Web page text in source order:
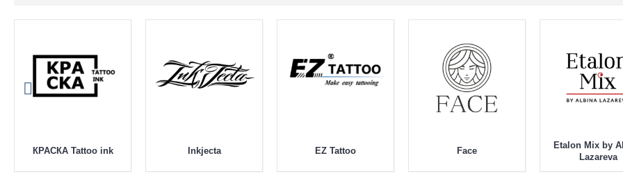
КРАСКА Tattoo ink Inkjecta EZ Tattoo Face
Etalon Mix by
Lazareva